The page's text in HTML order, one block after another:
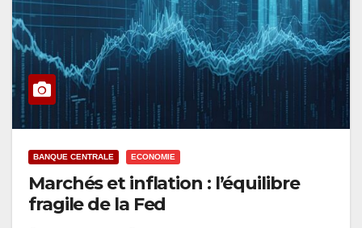
BANQUE CENTRALE ECONOMIE
Marchés et inflation : l’équilibre
fragile de la Fed